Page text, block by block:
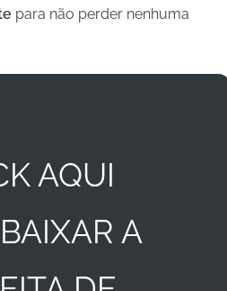
para não perder nenhuma
AQUI
A